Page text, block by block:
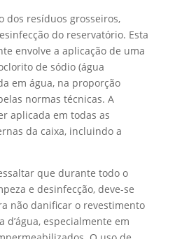
dos resíduos grosseiros,
do reservatório. Esta
envolve a aplicação de uma
de sódio (água
em água, na proporção
normas técnicas. A
aplicada em todas as
da caixa, incluindo a
que durante todo o
e desinfecção, deve-se
não danificar o revestimento
d’água, especialmente em